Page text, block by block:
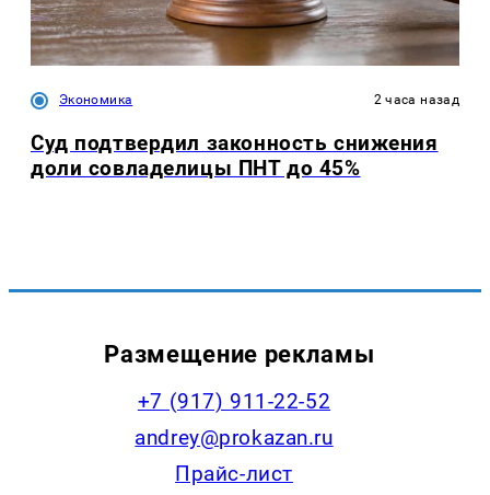
Экономика 2 часа назад
Суд подтвердил законность снижения
доли совладелицы ПНТ до 45%
Размещение рекламы
+7 (917) 911-22-52
andrey@prokazan.ru
Прайс-лист